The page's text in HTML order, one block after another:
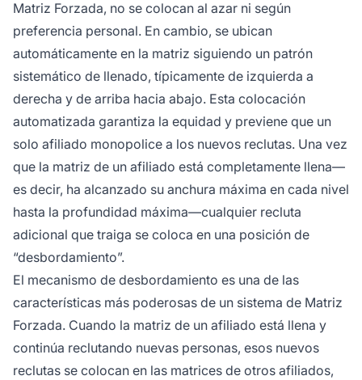
Matriz Forzada, no se colocan al azar ni según
preferencia personal. En cambio, se ubican
automáticamente en la matriz siguiendo un patrón
sistemático de llenado, típicamente de izquierda a
derecha y de arriba hacia abajo. Esta colocación
automatizada garantiza la equidad y previene que un
solo afiliado monopolice a los nuevos reclutas. Una vez
que la matriz de un afiliado está completamente llena—
es decir, ha alcanzado su anchura máxima en cada nivel
hasta la profundidad máxima—cualquier recluta
adicional que traiga se coloca en una posición de
“desbordamiento”.
El mecanismo de desbordamiento es una de las
características más poderosas de un sistema de Matriz
Forzada. Cuando la matriz de un afiliado está llena y
continúa reclutando nuevas personas, esos nuevos
reclutas se colocan en las matrices de otros afiliados,